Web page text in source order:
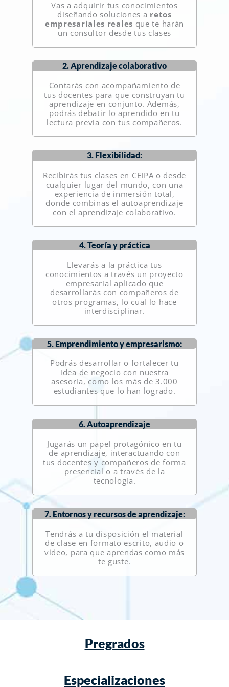
Vas a adquirir tus conocimientos
diseñando soluciones a retos
empresariales reales que te harán
un consultor desde tus clases
2. Aprendizaje colaborativo
Contarás con acompañamiento de
tus docentes para que construyan tu
aprendizaje en conjunto. Además,
podrás debatir lo aprendido en tu
lectura previa con tus compañeros.
3. Flexibilidad:
Recibirás tus clases en CEIPA o desde
cualquier lugar del mundo, con una
experiencia de inmersión total,
donde combinas el autoaprendizaje
con el aprendizaje colaborativo.
4. Teoría y práctica
Llevarás a la práctica tus
conocimientos a través un proyecto
empresarial aplicado que
desarrollarás con compañeros de
otros programas, lo cual lo hace
interdisciplinar.
5. Emprendimiento y empresarismo:
Podrás desarrollar o fortalecer tu
idea de negocio con nuestra
asesoría, como los más de 3.000
estudiantes que lo han logrado.
6. Autoaprendizaje
Jugarás un papel protagónico en tu
de aprendizaje, interactuando con
tus docentes y compañeros de forma
presencial o a través de la
tecnología.
7. Entornos y recursos de aprendizaje:
Tendrás a tu disposición el material
de clase en formato escrito, audio o
video, para que aprendas como más
te guste.
Pregrados
Especializaciones